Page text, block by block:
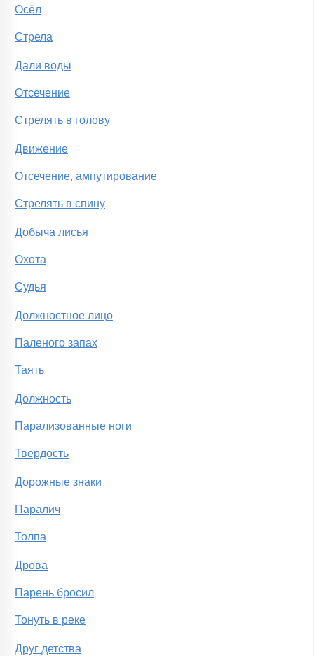
Осёл
Стрела
Дали воды
Отсечение
Стрелять в голову
Движение
Отсечение, ампутирование
Стрелять в спину
Добыча лисья
Охота
Судья
Должностное лицо
Паленого запах
Таять
Должность
Парализованные ноги
Твердость
Дорожные знаки
Паралич
Толпа
Дрова
Парень бросил
Тонуть в реке
Друг детства